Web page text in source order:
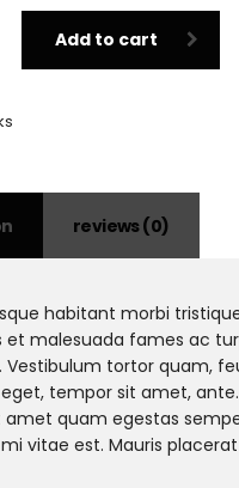
Add to cart
reviews (0)
habitant morbi
et malesuada fames ac
Vestibulum tortor quam,
tempor sit amet,
amet quam egestas
vitae est. Mauris